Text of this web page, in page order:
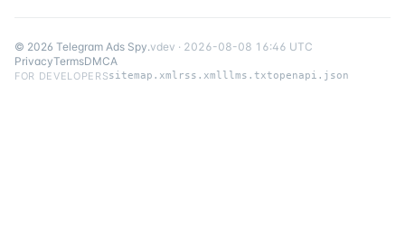
© 2026 Telegram Ads Spy.vdev · 2026-08-08 16:46 UTC
PrivacyTermsDMCA
FOR DEVELOPERSsitemap.xml rss.xmlllms.txtopenapi.json